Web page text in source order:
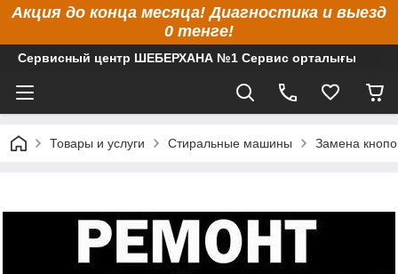
Акция до конца месяца! Диагностика и выезд
0 тенге!
Сервисный центр ШЕБЕРХАНА №1 Сервис орталығы
Товары и услуги Стиральные машины Замена